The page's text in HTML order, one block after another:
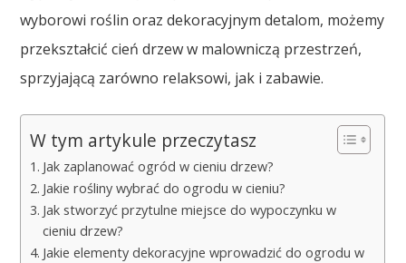
wyborowi roślin oraz dekoracyjnym detalom, możemy
przekształcić cień drzew w malowniczą przestrzeń,
sprzyjającą zarówno relaksowi, jak i zabawie.
W tym artykule przeczytasz
Jak zaplanować ogród w cieniu drzew?
Jakie rośliny wybrać do ogrodu w cieniu?
Jak stworzyć przytulne miejsce do wypoczynku w
cieniu drzew?
Jakie elementy dekoracyjne wprowadzić do ogrodu w